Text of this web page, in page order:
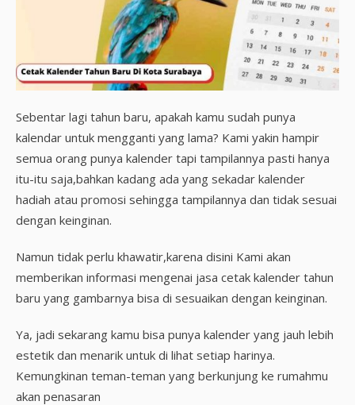
Sebentar lagi tahun baru, apakah kamu sudah punya
kalendar untuk mengganti yang lama? Kami yakin hampir
semua orang punya kalender tapi tampilannya pasti hanya
itu-itu saja,bahkan kadang ada yang sekadar kalender
hadiah atau promosi sehingga tampilannya dan tidak sesuai
dengan keinginan.
Namun tidak perlu khawatir,karena disini Kami akan
memberikan informasi mengenai jasa cetak kalender tahun
baru yang gambarnya bisa di sesuaikan dengan keinginan.
Ya, jadi sekarang kamu bisa punya kalender yang jauh lebih
estetik dan menarik untuk di lihat setiap harinya.
Kemungkinan teman-teman yang berkunjung ke rumahmu
akan penasaran